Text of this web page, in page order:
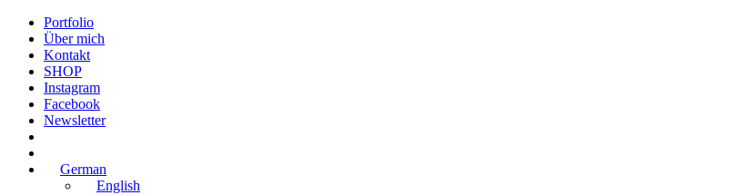
Portfolio
Über mich
Kontakt
SHOP
Instagram
Facebook
Newsletter
German
English